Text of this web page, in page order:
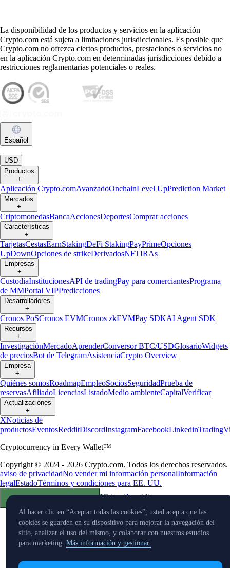
La disponibilidad de los productos y servicios en la aplicación
Crypto.com está sujeta a limitaciones jurisdiccionales. Es posible que
Crypto.com no ofrezca ciertos productos, prestaciones o servicios no
en la aplicación Crypto.com en determinadas jurisdicciones debido a
restricciones reglamentarias potenciales o reales.
Español
|
USD
Productos
+
Aplicación Crypto.comAvanzadoOnchainLevel UpPrediction Market
Mercados
+
CriptomonedasBancaAccionesDeportesComprar acciones
Características
+
TarjetasCestasEarnStakingDeFi StakingPayPrimeOpciones
UpDownOpciones de strikeDerivadosNFTIRAs
Empresas
+
CustodiaInstitucionesAPI de tradingPay para comerciantesPrograma
de MMPortal VIPPredicciones
Desarrolladores
+
Cronos PoSCronos EVMCronos zkEVMPay SDKAI Agent SDK
Recursos
+
InvestigaciónMercadoAprenderConversor BTC/USDGlosarioWidgets
de preciosBot de TelegramAsistenciaCrypto Overview
Empresa
+
Quiénes somosRoadmapEmpleoSociosSeguridadPrueba de
reservasAfiliadoLicenciasListadoMedio ambienteCapitalVerificar
Actualizaciones
+
XNoticias de
productosEventosRedditDiscordInstagramFacebookLinkedin
Cryptocurrency in Every Wallet™
Copyright © 2024 - 2026 Crypto.com. Todos los derechos reservados.
aviso de privacidadNo vender mi información personalInformación
legalEstadoTérminos y condiciones para EE. UU.
Ubicación e idioma
Al hacer clic en “Aceptar todas las cookies”, usted acepta que las
cookies se guarden en su dispositivo para mejorar la navegación del
sitio, analizar el uso del mismo, y colaborar con nuestros estudios
para marketing. Más información y gestionar.